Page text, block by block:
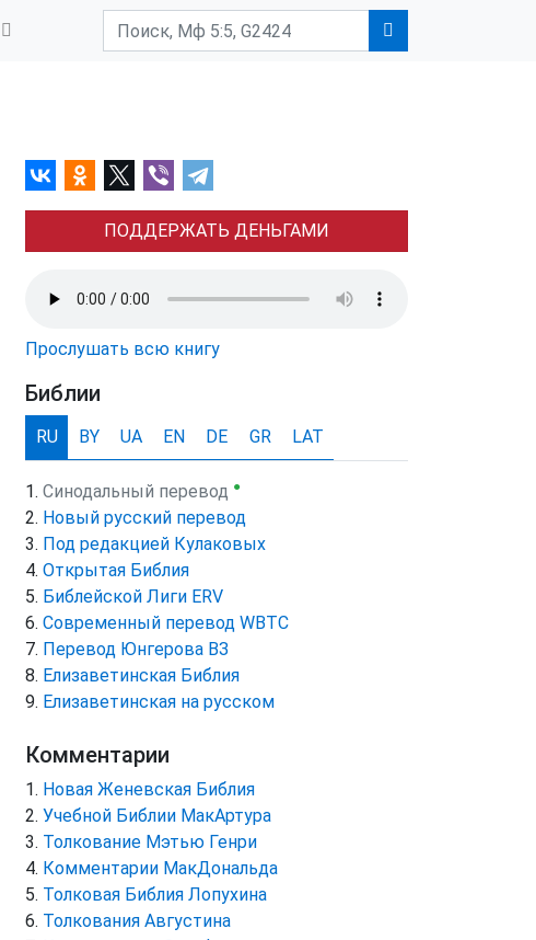
ПОДДЕРЖАТЬ ДЕНЬГАМИ
Прослушать всю книгу
Библии
RU BY UA EN DE GR LAT
Синодальный перевод ●
Новый русский перевод
Под редакцией Кулаковых
Открытая Библия
Библейской Лиги ERV
Cовременный перевод WBTC
Перевод Юнгерова ВЗ
Елизаветинская Библия
Елизаветинская на русском
Комментарии
Новая Женевская Библия
Учебной Библии МакАртура
Толкование Мэтью Генри
Комментарии МакДональда
Толковая Библия Лопухина
Толкования Августина